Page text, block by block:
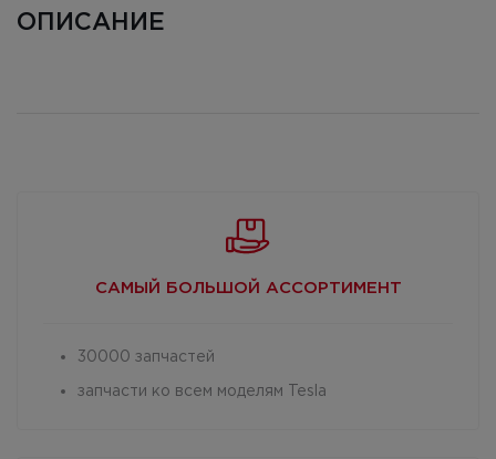
ОПИСАНИЕ
САМЫЙ БОЛЬШОЙ АССОРТИМЕНТ
30000 запчастей
запчасти ко всем моделям Tesla